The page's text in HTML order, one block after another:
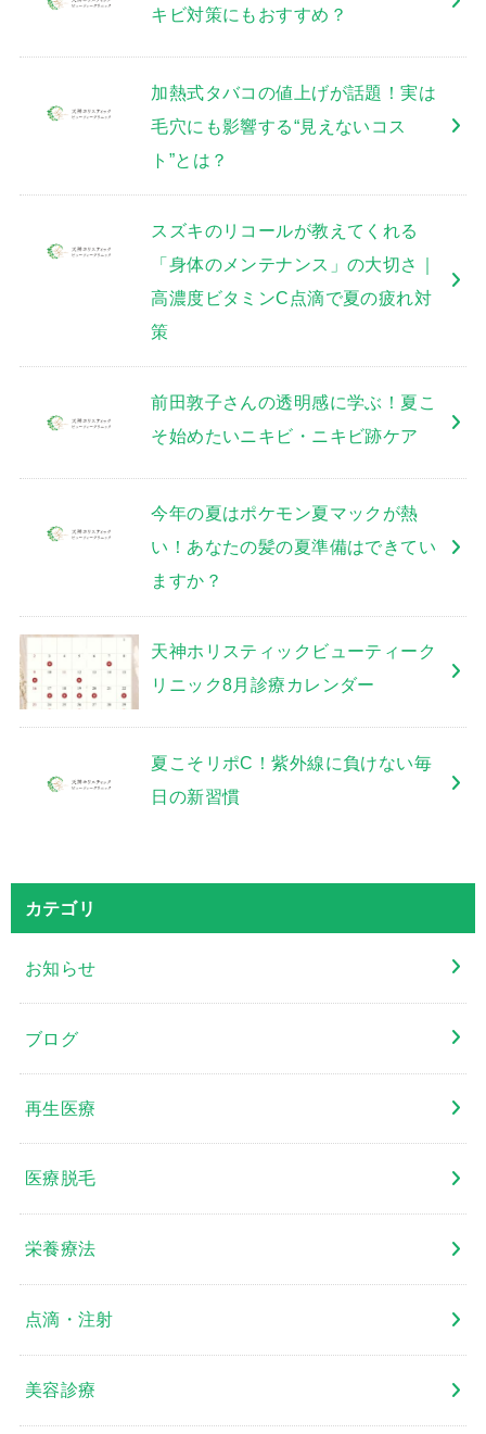
キビ対策にもおすすめ？
加熱式タバコの値上げが話題！実は
毛穴にも影響する“見えないコス
ト”とは？
スズキのリコールが教えてくれる
「身体のメンテナンス」の大切さ｜
高濃度ビタミンC点滴で夏の疲れ対
策
前田敦子さんの透明感に学ぶ！夏こ
そ始めたいニキビ・ニキビ跡ケア
今年の夏はポケモン夏マックが熱
い！あなたの髪の夏準備はできてい
ますか？
天神ホリスティックビューティーク
リニック8月診療カレンダー
夏こそリポC！紫外線に負けない毎
日の新習慣
カテゴリ
お知らせ
ブログ
再生医療
医療脱毛
栄養療法
点滴・注射
美容診療